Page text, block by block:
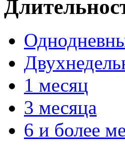
1 месяц
3 месяца
6 и более